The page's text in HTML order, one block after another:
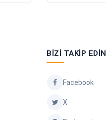
BIZI TAKIP EDIN
Facebook
X